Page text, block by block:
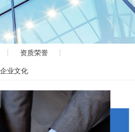
资质荣誉
企业文化